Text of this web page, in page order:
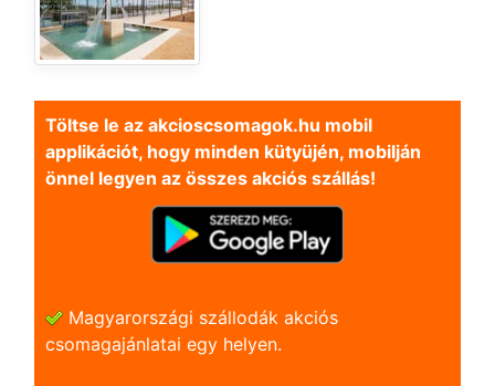
Töltse le az akcioscsomagok.hu mobil
applikációt, hogy minden kütyüjén, mobilján
önnel legyen az összes akciós szállás!
Magyarországi szállodák akciós
csomagajánlatai egy helyen.